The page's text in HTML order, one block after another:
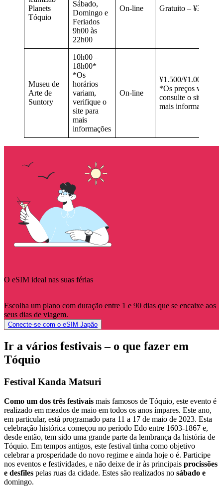
Planets
Tóquio
Sábado,
Domingo e
Feriados
9h00 às
22h00
On-line Gratuito – ¥3.500
Museu de
Arte de
Suntory
10h00 –
18h00*
*Os
horários
variam,
verifique o
site para
mais
informações
On-line
¥1.500/¥1.000/
*Os preços variam,
consulte o site para
mais informações
O eSIM ideal nas suas férias
Escolha um plano com duração entre 1 e 90 dias que se encaixe aos
seus dias de viagem.
Conecte-se com o eSIM Japão
Ir a vários festivais – o que fazer em
Tóquio
Festival Kanda Matsuri
Como um dos três festivais mais famosos de Tóquio, este evento é
realizado em meados de maio em todos os anos ímpares. Este ano,
em particular, está programado para 11 a 17 de maio de 2023. Esta
celebração histórica começou no período Edo entre 1603-1867 e,
desde então, tem sido uma grande parte da lembrança da história de
Tóquio. Em tempos antigos, este festival tinha como objetivo
celebrar a prosperidade do novo regime e ainda hoje o é. Participe
nos eventos e festividades, e não deixe de ir às principais procissões
e desfiles pelas ruas da cidade. Estes são realizados no sábado e
domingo.